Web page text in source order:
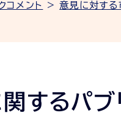
コメント >意見に対する
関するパブ